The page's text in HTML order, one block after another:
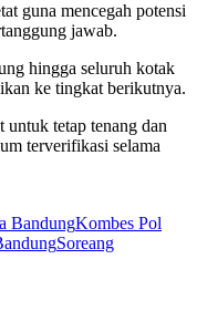
guna mencegah potensi
jawab.
hingga seluruh kotak
ke tingkat berikutnya.
untuk tetap tenang dan
terverifikasi selama
BandungKombes Pol
Soreang